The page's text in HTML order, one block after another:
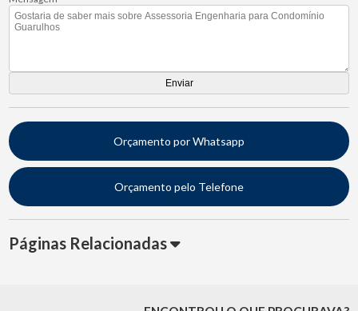
Orçamento por Whatsapp
Orçamento pelo Telefone
Páginas Relacionadas